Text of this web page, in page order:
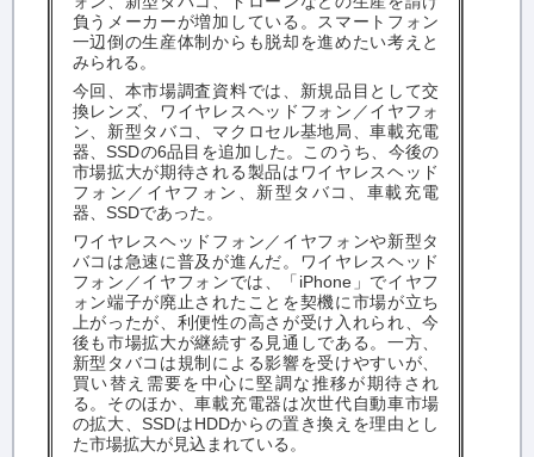
負うメーカーが増加している。スマートフォン
一辺倒の生産体制からも脱却を進めたい考えと
みられる。
今回、本市場調査資料では、新規品目として交
換レンズ、ワイヤレスヘッドフォン／イヤフォ
ン、新型タバコ、マクロセル基地局、車載充電
器、SSDの6品目を追加した。このうち、今後の
市場拡大が期待される製品はワイヤレスヘッド
フォン／イヤフォン、新型タバコ、車載充電
器、SSDであった。
ワイヤレスヘッドフォン／イヤフォンや新型タ
バコは急速に普及が進んだ。ワイヤレスヘッド
フォン／イヤフォンでは、「iPhone」でイヤフ
ォン端子が廃止されたことを契機に市場が立ち
上がったが、利便性の高さが受け入れられ、今
後も市場拡大が継続する見通しである。一方、
新型タバコは規制による影響を受けやすいが、
買い替え需要を中心に堅調な推移が期待され
る。そのほか、車載充電器は次世代自動車市場
の拡大、SSDはHDDからの置き換えを理由とし
た市場拡大が見込まれている。